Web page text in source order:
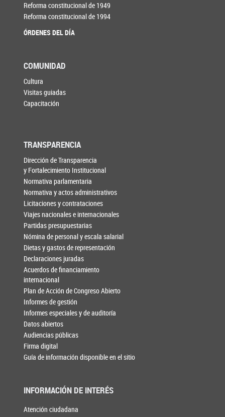
Reforma constitucional de 1949
Reforma constitucional de 1994
ÓRDENES DEL DÍA
COMUNIDAD
Cultura
Visitas guiadas
Capacitación
TRANSPARENCIA
Dirección de Transparencia
y Fortalecimiento Institucional
Normativa parlamentaria
Normativa y actos administrativos
Licitaciones y contrataciones
Viajes nacionales e internacionales
Partidas presupuestarias
Nómina de personal y escala salarial
Dietas y gastos de representación
Declaraciones juradas
Acuerdos de financiamiento
internacional
Plan de Acción de Congreso Abierto
Informes de gestión
Informes especiales y de auditoría
Datos abiertos
Audiencias públicas
Firma digital
Guía de información disponible en el sitio
INFORMACIÓN DE INTERÉS
Atención ciudadana